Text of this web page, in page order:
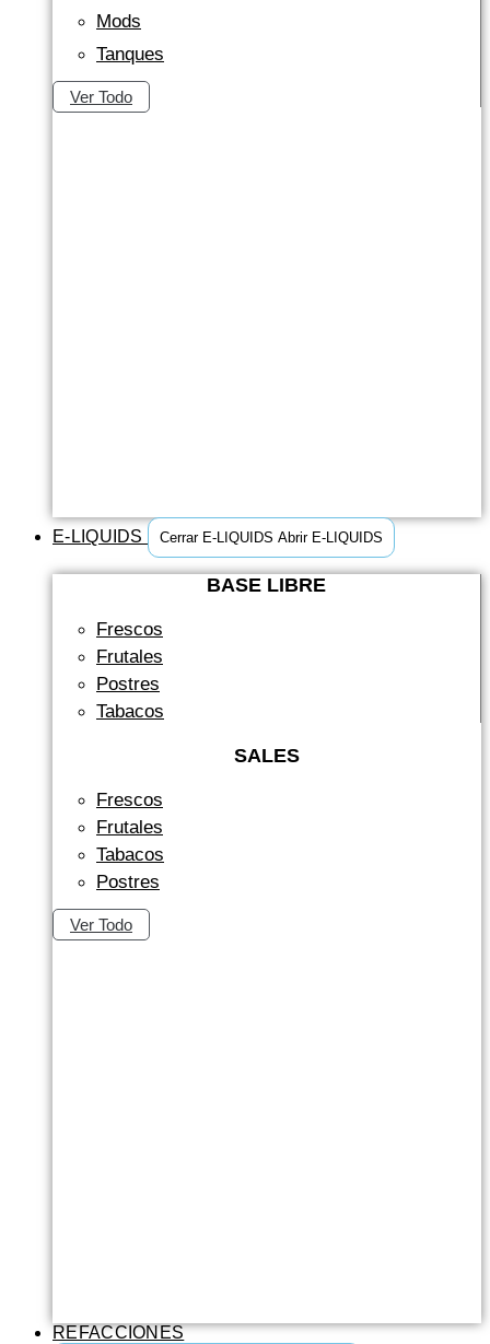
Mods
Tanques
Ver Todo
E-LIQUIDS Cerrar E-LIQUIDS Abrir E-LIQUIDS
BASE LIBRE
Frescos
Frutales
Postres
Tabacos
SALES
Frescos
Frutales
Tabacos
Postres
Ver Todo
REFACCIONES